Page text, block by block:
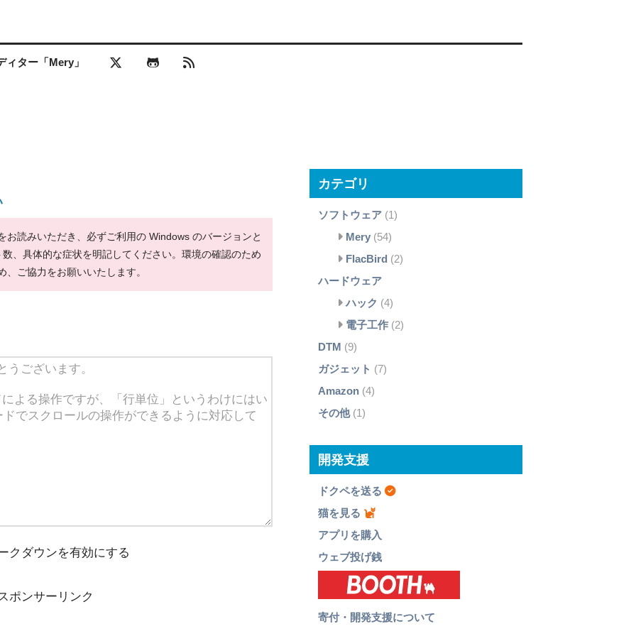
ィター「Mery」
お読みいただき、必ずご利用の Windows のバージョンと
、具体的な症状を明記してください。環境の確認のため
ご協力をお願いいたします。
クダウンを有効にする
ポンサーリンク
カテゴリ
ソフトウェア(1)
Mery (54)
FlacBird (2)
ハードウェア
ハック (4)
電子工作 (2)
DTM (9)
ガジェット (7)
Amazon(4)
その他(1)
開発支援
ドクペを送る
猫を見る
アプリを購入
ウェブ投げ銭
寄付・開発支援について